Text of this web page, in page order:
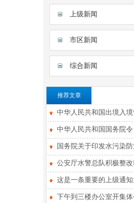
上级新闻
市区新闻
综合新闻
推荐文章
中华人民共和国出境入
中华人民共和国国务院令
国务院关于印发水污染
公安厅水警总队积极整
这是一条重要的上级通
下午到三楼办公室开集体